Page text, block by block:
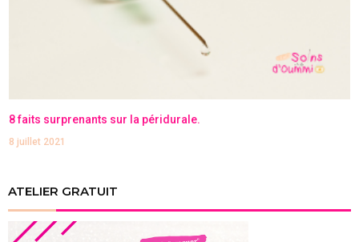
8 faits surprenants sur la péridurale.
8 juillet 2021
ATELIER GRATUIT